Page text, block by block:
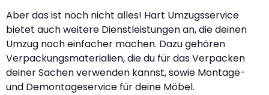
Aber das ist noch nicht alles! Hart Umzugsservice
bietet auch weitere Dienstleistungen an, die deinen
Umzug noch einfacher machen. Dazu gehören
Verpackungsmaterialien, die du für das Verpacken
deiner Sachen verwenden kannst, sowie Montage-
und Demontageservice für deine Möbel.